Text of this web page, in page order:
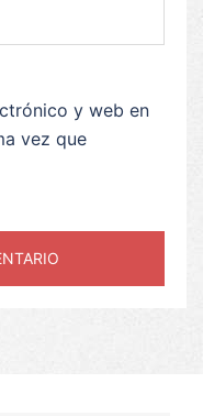
y web en
vez que